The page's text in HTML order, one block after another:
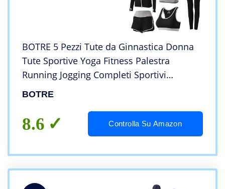
BOTRE 5 Pezzi Tute da Ginnastica Donna
Tute Sportive Yoga Fitness Palestra
Running Jogging Completi Sportivi
Abbigliamento (S, Grigio 03)
BOTRE
8.6 Controlla Su Amazon